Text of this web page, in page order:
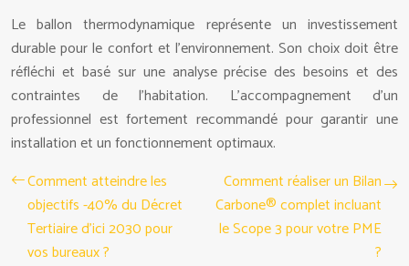
Le ballon thermodynamique représente un investissement
durable pour le confort et l’environnement. Son choix doit être
réfléchi et basé sur une analyse précise des besoins et des
contraintes de l’habitation. L’accompagnement d’un
professionnel est fortement recommandé pour garantir une
installation et un fonctionnement optimaux.
Comment atteindre les
objectifs -40% du Décret
Tertiaire d’ici 2030 pour
vos bureaux ?
Comment réaliser un Bilan
Carbone® complet incluant
le Scope 3 pour votre PME
?